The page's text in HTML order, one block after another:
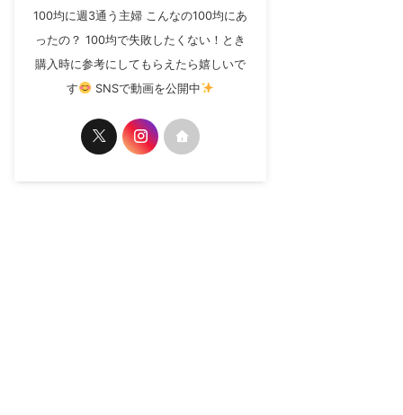
100均に週3通う主婦 こんなの100均にあ
ったの？ 100均で失敗したくない！とき
購入時に参考にしてもらえたら嬉しいで
す
SNSで動画を公開中